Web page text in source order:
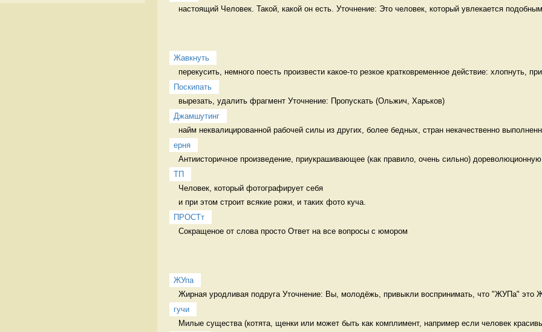
настоящий Человек. Такой, какой он есть. Уточнение: Это человек, который увлекается
Жавкнуть
перекусить, немного поесть произвести какое-то резкое кратковременное действие: хлопнуть,
Поскипать
Джамшутинг
найм неквалицированной рабочей силы из других, более бедных, стран некачественно
ерня
Антиисторичное произведение, приукрашивающее (как правило, очень сильно)
ТП
Человек, который фотографирует себя
и при этом строит всякие рожи, и таких фото куча.
ПРОСТт
Сокращеное от слова просто Ответ на все вопросы с юмором
ЖУпа
Жирная уродливая подруга Уточнение: Вы, молодёжь, привыкли воспринимать, что "ЖУПа" это
гучи
Милые существа (котята, щенки или может быть как комплимент, например если человек